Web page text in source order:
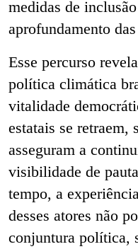
medidas de
aprofundamento
Esse percurso
política climática
vitalidade
estatais se retraem,
asseguram a
visibilidade de
tempo, a
desses atores não
conjuntura política,